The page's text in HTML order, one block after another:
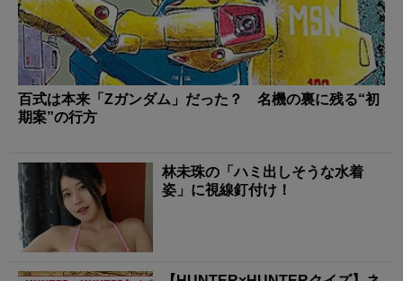
百式は本来「Zガンダム」だった？ 名機の裏に残る“初
期案”の行方
林未珠の「ハミ出しそうな水着
姿」に視線釘付け！